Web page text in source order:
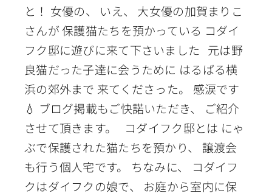
と！ 女優の、 いえ、 大女優の加賀まりこ
さんが 保護猫たちを預かっている コダイ
フク邸に遊びに来て下さいました 元は野
良猫だった子達に会うために はるばる横
浜の郊外まで 来てくださった。 感涙です
💧 ブログ掲載もご快諾いただき、 ご紹介
させて頂きます。 コダイフク邸とは にゃ
ぶで保護された猫たちを預かり、 譲渡会
も行う個人宅です。 ちなみに、 コダイフ
クはダイフクの娘で、 お庭から室内に保